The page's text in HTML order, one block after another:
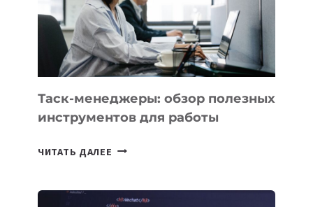
ИСКУССТВЕННОМУ
ИНТЕЛЛЕКТУ
Таск-менеджеры: обзор полезных
инструментов для работы
ЧИТАТЬ ДАЛЕЕ ТАСК-
ПОЛЕЗНЫХ